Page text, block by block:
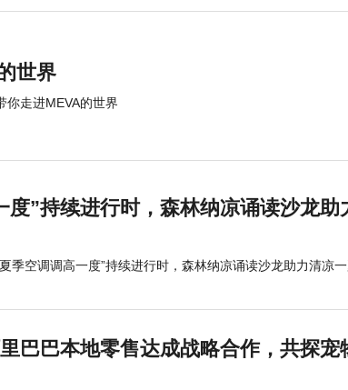
世界
你走进MEVA的世界
度”持续进行时，森林纳凉诵读沙龙助
季空调调高一度”持续进行时，森林纳凉诵读沙龙助力清凉
巴巴本地零售达成战略合作，共探宠